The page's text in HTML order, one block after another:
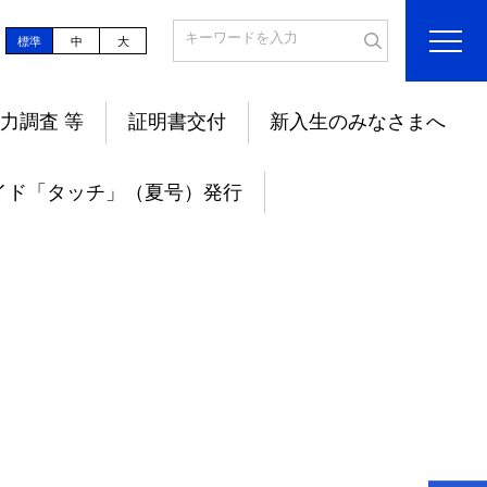
標準 中 大
調査 等 証明書交付 新入生のみなさまへ
「タッチ」（夏号）発行